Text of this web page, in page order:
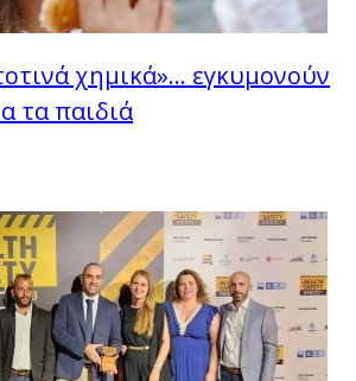
χημικά»… εγκυμονούν
τα παιδιά